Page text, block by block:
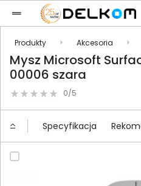
Produkty Akcesoria
Mysz Microsoft
00006 szara
0/5
Specyfikacja